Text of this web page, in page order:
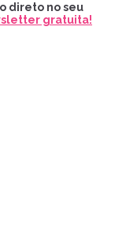
direto no seu
gratuita!